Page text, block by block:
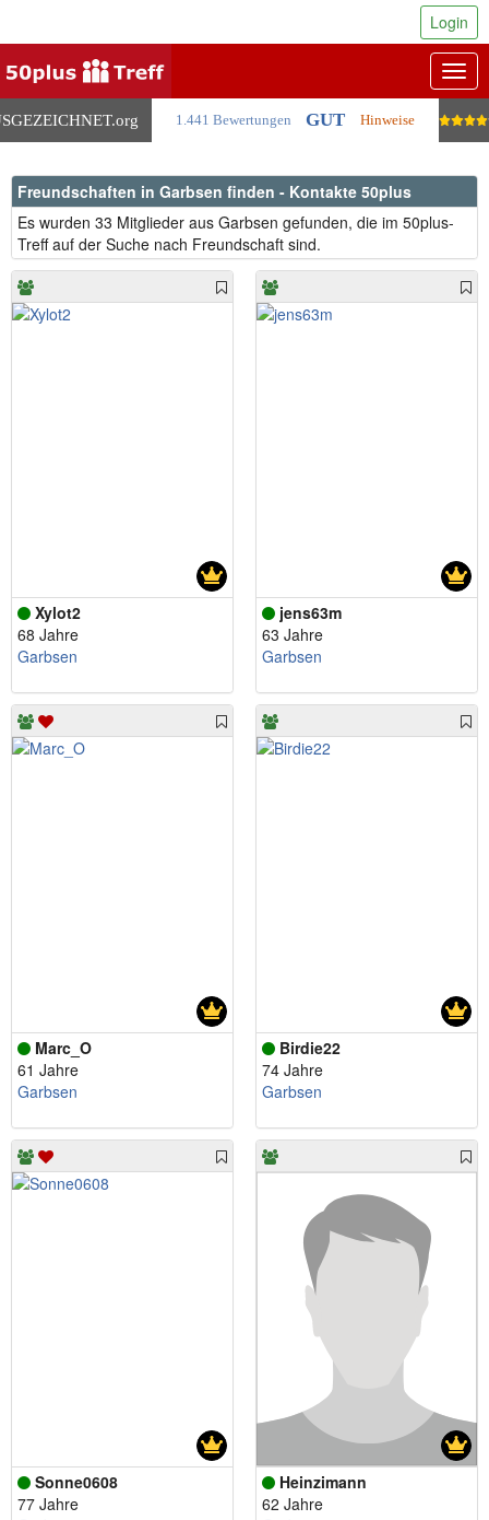
.org 1.441 Bewertungen GUT Hinweise
Login
Freundschaften in Garbsen finden - Kontakte 50plus
Es wurden 33 Mitglieder aus Garbsen gefunden, die im 50plus-
Treff auf der Suche nach Freundschaft sind.
Xylot2
68 Jahre
Garbsen
jens63m
63 Jahre
Garbsen
Marc_O
61 Jahre
Garbsen
Birdie22
74 Jahre
Garbsen
Sonne0608
77 Jahre
Heinzimann
62 Jahre